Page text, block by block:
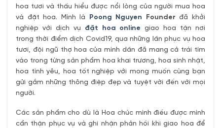
hoa tươi và thấu hiểu được nổi lòng của người mua hoa
và đặt hoa. Mình là
Poong Nguyen Founder đã khởi
nghiệp với dịch vụ đặt hoa online giao hoa tận nơi
trong thời điểm dịch Covid19, qua những lần phục vụ hoa
tươi, đội ngũ thợ hoa của mình dần đã mang cả trái tím
vào trong từng sản phẩm hoa khai trương, hoa sinh nhật,
hoa tình yêu, hoa tốt nghiệp với mong muốn cùng bạn
gửi gắm những thông điệp đẹp và tuyệt vời đến với mọi
người.
Các sản phẩm cho dù là Hoa chúc mình điều được mình
cẩn thận phục vụ và ghi nhận phản hồi khi giao hoa để